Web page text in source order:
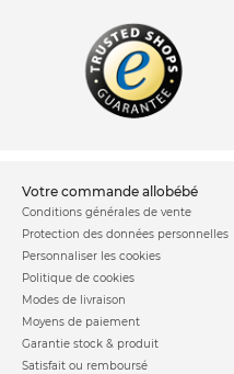
votre commande allobébé
Conditions générales de vente
Protection des données personnelles
Personnaliser les cookies
Politique de cookies
Modes de livraison
Moyens de paiement
Garantie stock & produit
Satisfait ou remboursé